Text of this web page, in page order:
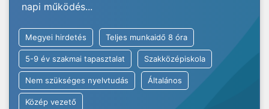
napi működés...
Megyei hirdetés Teljes munkaidő 8 óra
5-9 év szakmai tapasztalat Szakközépiskola
Nem szükséges nyelvtudás Általános
Közép vezető